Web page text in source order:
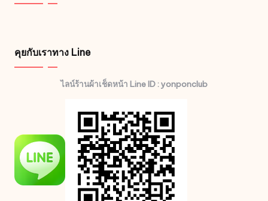
คุยกับเราทาง Line
ไลน์ร้านผ้าเช็ดหน้า Line ID : yonponclub